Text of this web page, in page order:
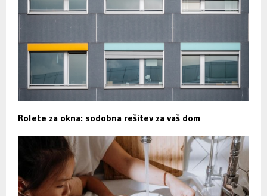
Rolete za okna: sodobna rešitev za vaš dom